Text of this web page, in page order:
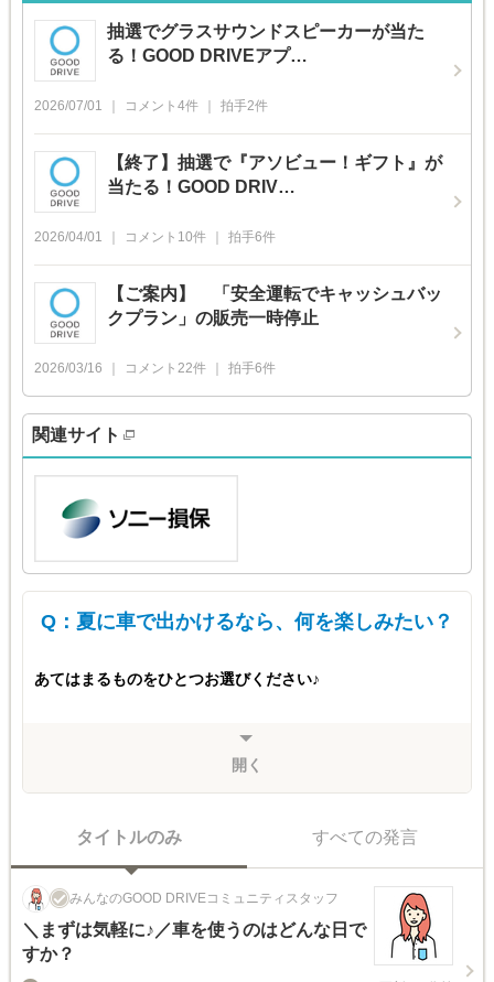
抽選でグラスサウンドスピーカーが当た
る！GOOD DRIVEアプ…
2026/07/01 コメント 4件 拍手2件
【終了】抽選で『アソビュー！ギフト』が
当たる！GOOD DRIV…
2026/04/01 コメント 10件 拍手6件
【ご案内】 「安全運転でキャッシュバッ
クプラン」の販売一時停止
2026/03/16 コメント 22件 拍手6件
関連サイト
Q：夏に車で出かけるなら、何を楽しみたい？
あてはまるものをひとつお選びください♪
開く
タイトルのみ すべての発言
みんなのGOOD DRIVEコミュニティスタッフ
＼まずは気軽に♪／車を使うのはどんな日で
すか？